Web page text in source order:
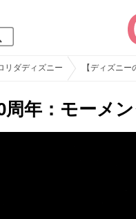
リダディズニー 【ディズニ
年：モーメ